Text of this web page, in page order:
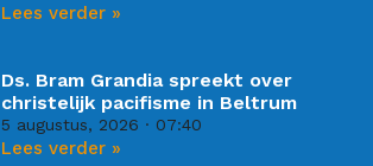
Lees verder »
Ds. Bram Grandia spreekt over
christelijk pacifisme in Beltrum
5 augustus, 2026 07:40
Lees verder »